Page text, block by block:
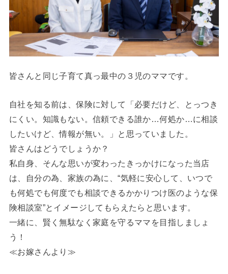
皆さんと同じ子育て真っ最中の３児のママです。
自社を知る前は、保険に対して「必要だけど、とっつき
にくい。知識もない。信頼できる誰か…何処か…に相談
したいけど、情報が無い。」と思っていました。
皆さんはどうでしょうか？
私自身、そんな思いが変わったきっかけになった当店
は、自分の為、家族の為に、“気軽に安心して、いつで
も何処でも何度でも相談できるかかりつけ医のような保
険相談室”とイメージしてもらえたらと思います。
一緒に、賢く無駄なく家庭を守るママを目指しましょ
う！
≪お嫁さんより≫